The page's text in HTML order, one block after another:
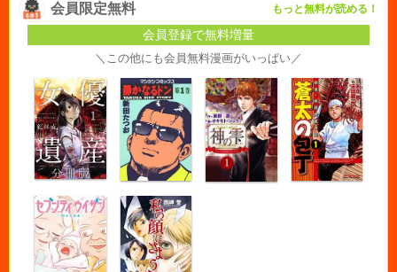
会員限定無料 もっと無料が読める！
会員登録で無料増量
＼この他にも会員無料漫画がいっぱい／